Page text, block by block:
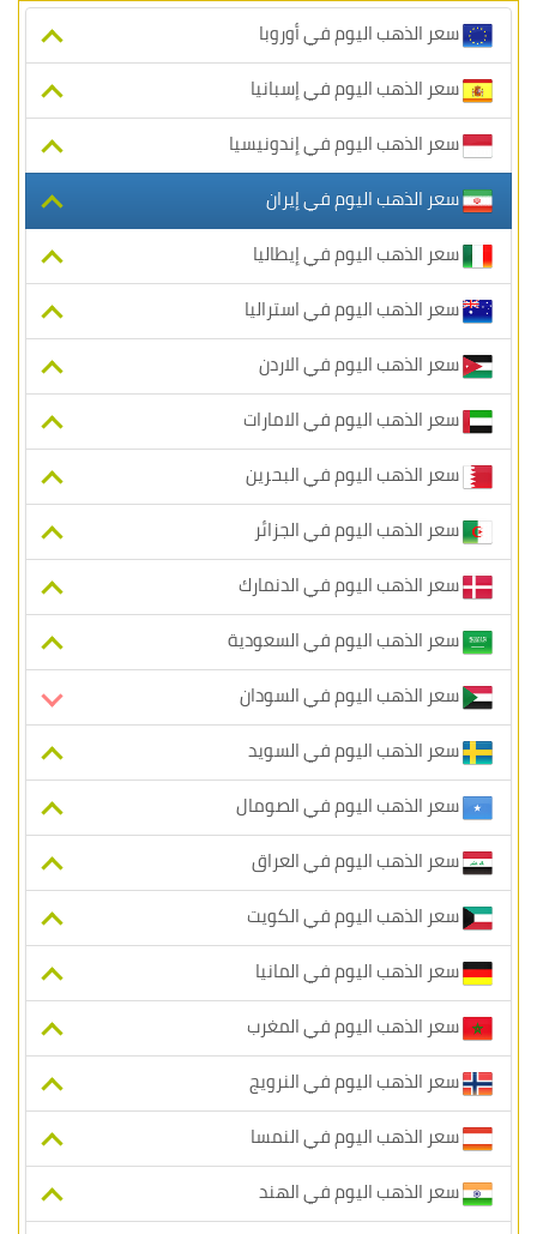
سعر الذهب اليوم في أوروبا
سعر الذهب اليوم في إسبانيا
سعر الذهب اليوم في إندونيسيا
سعر الذهب اليوم في إيران
سعر الذهب اليوم في إيطاليا
سعر الذهب اليوم في استراليا
سعر الذهب اليوم في الاردن
سعر الذهب اليوم في الامارات
سعر الذهب اليوم في البحرين
سعر الذهب اليوم في الجزائر
سعر الذهب اليوم في الدنمارك
سعر الذهب اليوم في السعودية
سعر الذهب اليوم في السودان
سعر الذهب اليوم في السويد
سعر الذهب اليوم في الصومال
سعر الذهب اليوم في العراق
سعر الذهب اليوم في الكويت
سعر الذهب اليوم في المانيا
سعر الذهب اليوم في المغرب
سعر الذهب اليوم في النرويج
سعر الذهب اليوم في النمسا
سعر الذهب اليوم في الهند